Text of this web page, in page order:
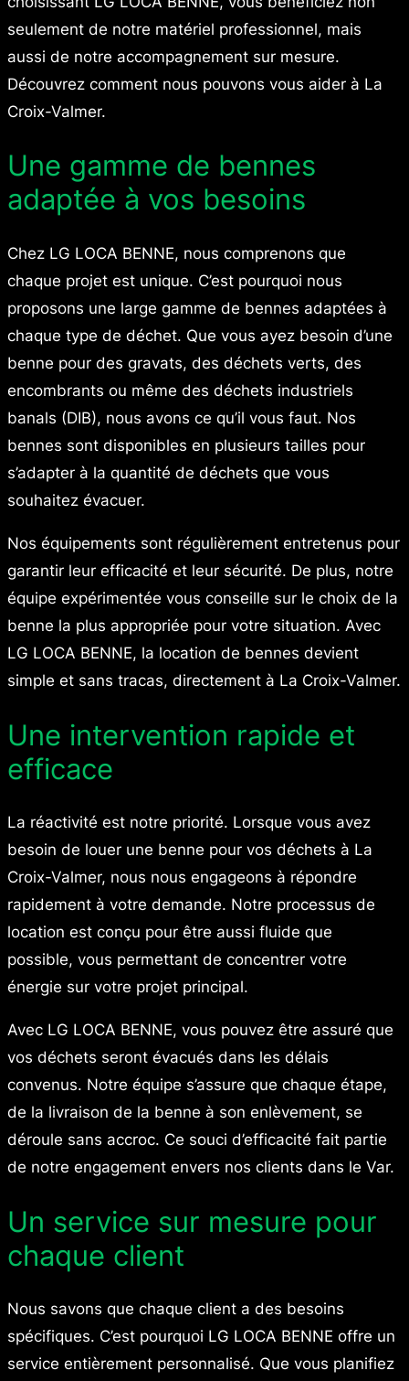
seulement de notre matériel professionnel, mais
aussi de notre accompagnement sur mesure.
Découvrez comment nous pouvons vous aider à La
Croix-Valmer.
Une gamme de bennes
adaptée à vos besoins
Chez LG LOCA BENNE, nous comprenons que
chaque projet est unique. C’est pourquoi nous
proposons une large gamme de bennes adaptées à
chaque type de déchet. Que vous ayez besoin d’une
benne pour des gravats, des déchets verts, des
encombrants ou même des déchets industriels
banals (DIB), nous avons ce qu’il vous faut. Nos
bennes sont disponibles en plusieurs tailles pour
s’adapter à la quantité de déchets que vous
souhaitez évacuer.
Nos équipements sont régulièrement entretenus pour
garantir leur efficacité et leur sécurité. De plus, notre
équipe expérimentée vous conseille sur le choix de la
benne la plus appropriée pour votre situation. Avec
LG LOCA BENNE, la location de bennes devient
simple et sans tracas, directement à La Croix-Valmer.
Une intervention rapide et
efficace
La réactivité est notre priorité. Lorsque vous avez
besoin de louer une benne pour vos déchets à La
Croix-Valmer, nous nous engageons à répondre
rapidement à votre demande. Notre processus de
location est conçu pour être aussi fluide que
possible, vous permettant de concentrer votre
énergie sur votre projet principal.
Avec LG LOCA BENNE, vous pouvez être assuré que
vos déchets seront évacués dans les délais
convenus. Notre équipe s’assure que chaque étape,
de la livraison de la benne à son enlèvement, se
déroule sans accroc. Ce souci d’efficacité fait partie
de notre engagement envers nos clients dans le Var.
Un service sur mesure pour
chaque client
Nous savons que chaque client a des besoins
spécifiques. C’est pourquoi LG LOCA BENNE offre un
service entièrement personnalisé. Que vous planifiez